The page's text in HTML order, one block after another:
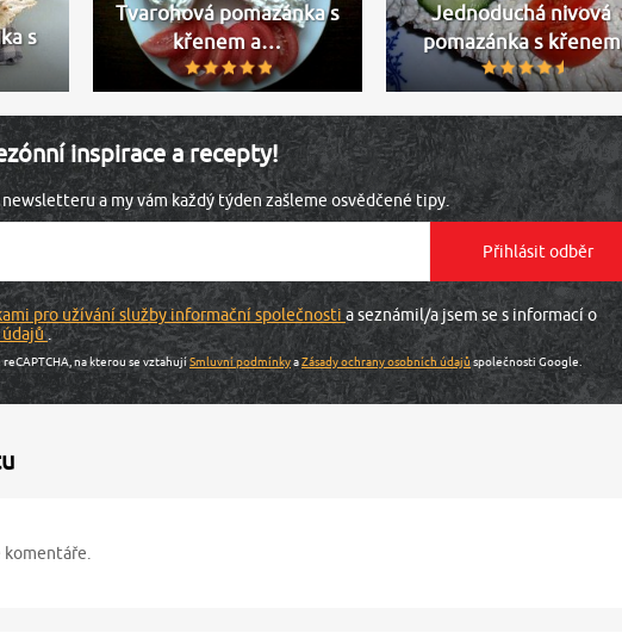
s
Tvarohová pomazánka s
křenem a…
Jednoduchá nivová
pomazánka s křenem
inspirace a recepty!
a my vám každý týden zašleme osvědčené tipy.
pro užívání služby informační společnosti a seznámil/a jsem se s informací o
údajů.
na kterou se vztahujíSmluvní podmínkyaZásady ochrany osobních údajůspolečnosti Google.
komentáře.